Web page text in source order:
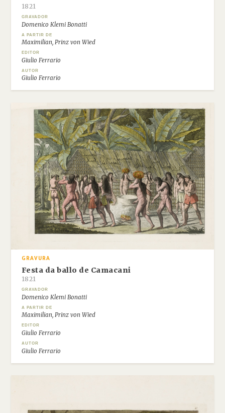
1821
GRAVADOR
Domenico Klemi Bonatti
A PARTIR DE
Maximilian, Prinz von Wied
EDITOR
Giulio Ferrario
AUTOR
Giulio Ferrario
GRAVURA
Festa da ballo de Camacani
1821
GRAVADOR
Domenico Klemi Bonatti
A PARTIR DE
Maximilian, Prinz von Wied
EDITOR
Giulio Ferrario
AUTOR
Giulio Ferrario